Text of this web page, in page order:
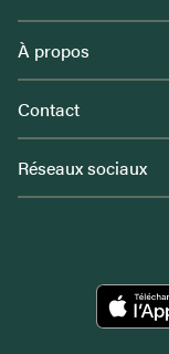
À propos
Contact
Réseaux sociaux